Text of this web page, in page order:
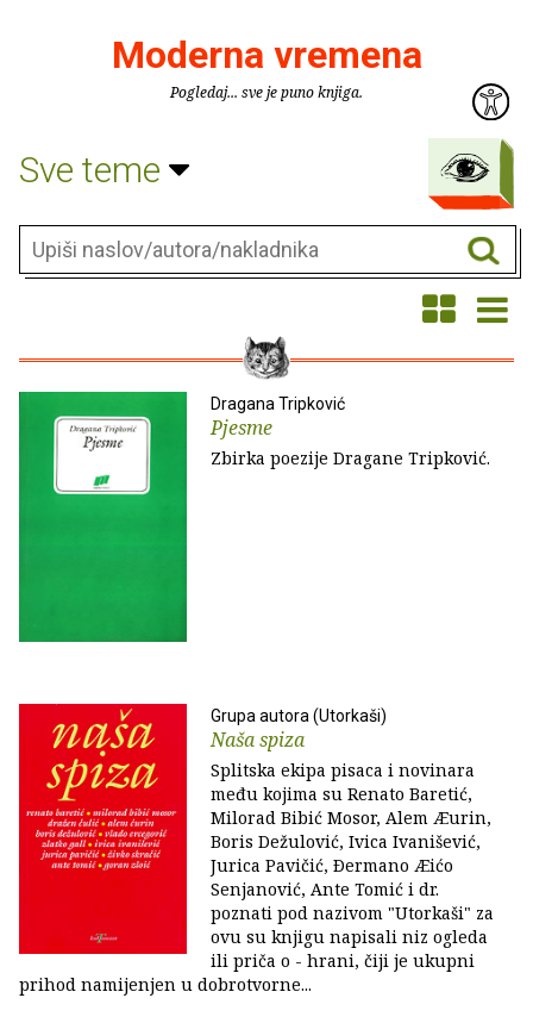
Moderna vremena
Pogledaj... sve je puno knjiga.
Sve teme
Dragana Tripković
Pjesme
Zbirka poezije Dragane Tripković.
Grupa autora (Utorkaši)
Naša spiza
Splitska ekipa pisaca i novinara
među kojima su Renato Baretić,
Milorad Bibić Mosor, Alem Æurin,
Boris Dežulović, Ivica Ivanišević,
Jurica Pavičić, Ðermano Æićo
Senjanović, Ante Tomić i dr.
poznati pod nazivom "Utorkaši" za
ovu su knjigu napisali niz ogleda
ili priča o - hrani, čiji je ukupni
prihod namijenjen u dobrotvorne...